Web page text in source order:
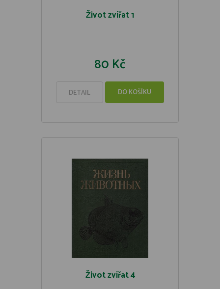
Život zvířat 1
80 Kč
DETAIL DO KOŠÍKU
Život zvířat 4